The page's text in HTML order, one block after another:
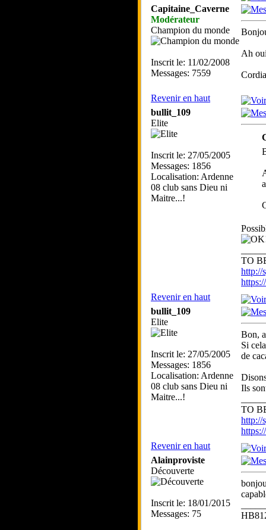
Capitaine_Caverne
Modérateur
Champion du monde
Inscrit le: 11/02/2008
Messages: 7559
Ah
Revenir en haut
bullit_109
Elite
Inscrit le: 27/05/2005
Messages: 1856
Localisation: Ardenne
08 club sans Dieu ni
Maitre...!
TO
http://
Revenir en haut
bullit_109
Elite
Inscrit le: 27/05/2005
Messages: 1856
Localisation: Ardenne
08 club sans Dieu ni
Maitre...!
Bon,
Si
de
Ils
TO
http://
Revenir en haut
Alainproviste
Découverte
Inscrit le: 18/01/2015
Messages: 75